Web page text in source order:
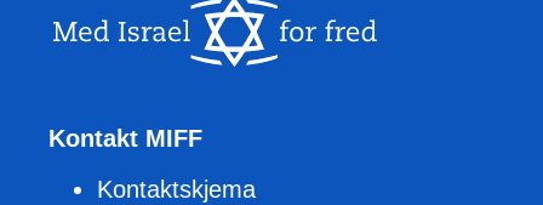
Kontakt MIFF
Kontaktskjema